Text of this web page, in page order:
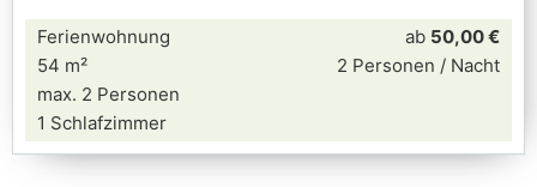
Ferienwohnung
54 m²
max. 2 Personen
1 Schlafzimmer
ab 50,00 €
2 Personen / Nacht